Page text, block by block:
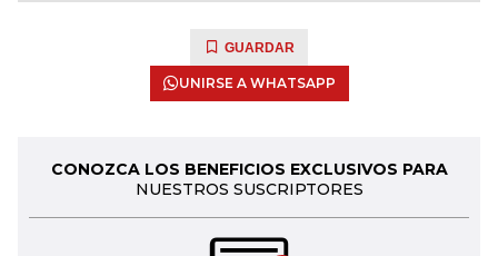
GUARDAR
UNIRSE A WHATSAPP
CONOZCA LOS BENEFICIOS EXCLUSIVOS PARA
NUESTROS SUSCRIPTORES